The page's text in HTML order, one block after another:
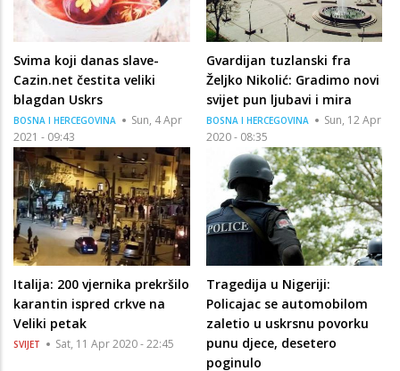
Svima koji danas slave-
Cazin.net čestita veliki
blagdan Uskrs
BOSNA I HERCEGOVINA
Sun, 4 Apr
2021 - 09:43
Gvardijan tuzlanski fra
Željko Nikolić: Gradimo novi
svijet pun ljubavi i mira
BOSNA I HERCEGOVINA
Sun, 12 Apr
2020 - 08:35
Italija: 200 vjernika prekršilo
karantin ispred crkve na
Veliki petak
SVIJET Sat, 11 Apr 2020 - 22:45
Tragedija u Nigeriji:
Policajac se automobilom
zaletio u uskrsnu povorku
punu djece, desetero
poginulo